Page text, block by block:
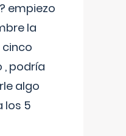
empiezo
la
cinco
, podría
algo
los 5